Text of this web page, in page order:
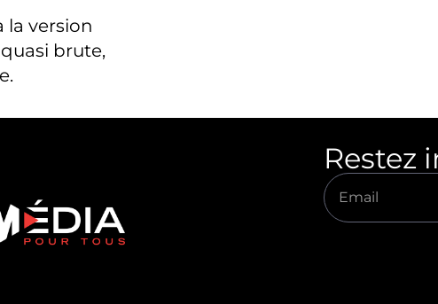
la version
brute,
Restez